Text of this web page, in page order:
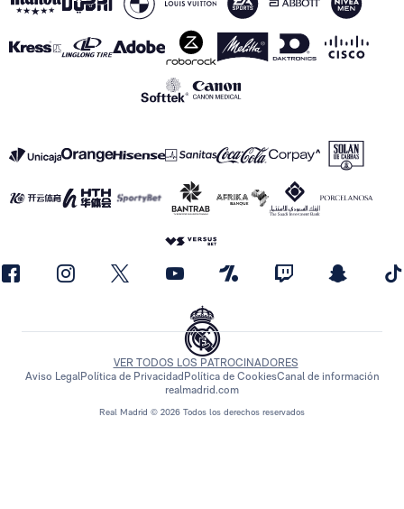
Real Madrid © 2026 Todos los derechos reservados
VER TODOS LOS PATROCINADORES
Aviso LegalPolítica de Privacidad Política de CookiesCanal de información
realmadrid.com